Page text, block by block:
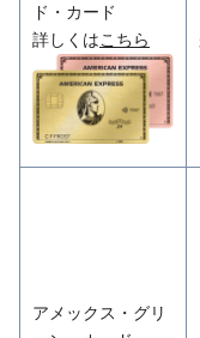
ド・カード
詳しくはこちら
アメックス・グリ